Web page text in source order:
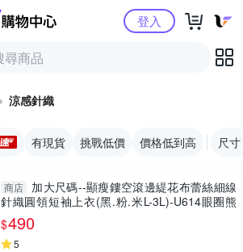
Yahoo購物中心登入
涼感針織
有現貨 挑戰低價 價格低到高 尺寸
商店
加大尺碼--顯瘦鏤空滾邊緹花布蕾絲細線
針織圓領短袖上衣(黑.粉.米L-3L)-U614眼圈熊
中大尺碼
$490
5